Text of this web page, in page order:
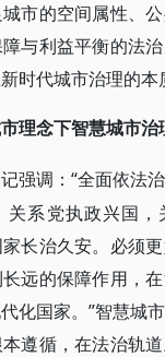
市的空间属性、
与利益平衡的法
时代城市治理的本
理念下智慧城市治
强调：“全面依法
关系党执政兴国，
长治久安。必须
远的保障作用，
化国家。”智慧城
遵循，在法治轨